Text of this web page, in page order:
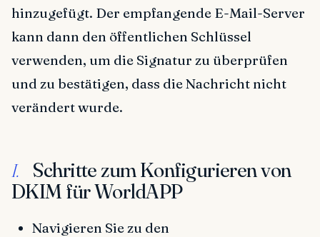
hinzugefügt. Der empfangende E-Mail-Server
kann dann den öffentlichen Schlüssel
verwenden, um die Signatur zu überprüfen
und zu bestätigen, dass die Nachricht nicht
verändert wurde.
I.
Schritte zum Konfigurieren von
DKIM für WorldAPP
Navigieren Sie zu den